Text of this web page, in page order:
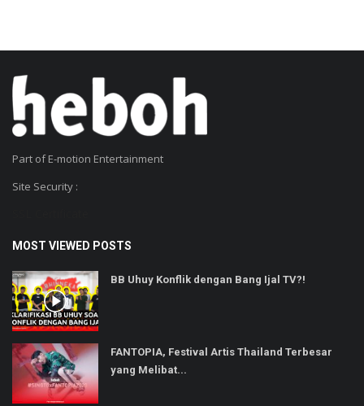
Part of E-motion Entertainment
Site Security :
MOST VIEWED POSTS
BB Uhuy Konflik dengan Bang Ijal TV?!
FANTOPIA, Festival Artis Thailand Terbesar
yang Melibat...